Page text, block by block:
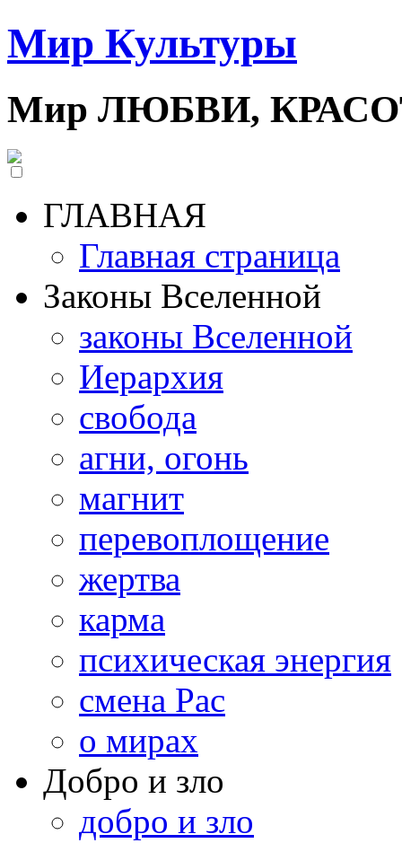
Мир Культуры
Мир ЛЮБВИ,
ГЛАВНАЯ
Главная страница
Законы Вселенной
законы Вселенной
Иерархия
свобода
агни, огонь
магнит
перевоплощение
жертва
карма
психическая энергия
смена Рас
о мирах
Добро и зло
добро и зло